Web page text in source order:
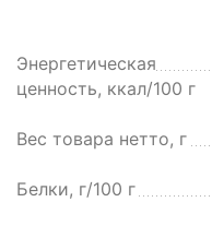
Энергетическая
ценность, ккал/100 г
Вес товара нетто, г
Белки, г/100 г